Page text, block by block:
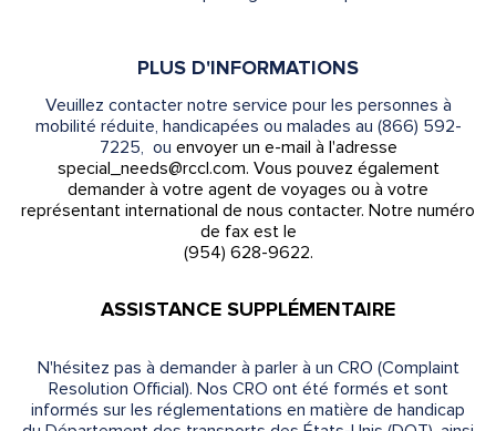
PLUS D'INFORMATIONS
Veuillez contacter notre service pour les personnes à
mobilité réduite, handicapées ou malades au (866) 592-
7225, ou envoyer un e-mail à l'adresse
special_needs@rccl.com. Vous pouvez également
demander à votre agent de voyages ou à votre
représentant international de nous contacter. Notre numéro
de fax est le
(954) 628-9622.
ASSISTANCE SUPPLÉMENTAIRE
N'hésitez pas à demander à parler à un CRO (Complaint
Resolution Official). Nos CRO ont été formés et sont
informés sur les réglementations en matière de handicap